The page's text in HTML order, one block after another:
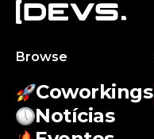
Browse
Coworkings
Notícias